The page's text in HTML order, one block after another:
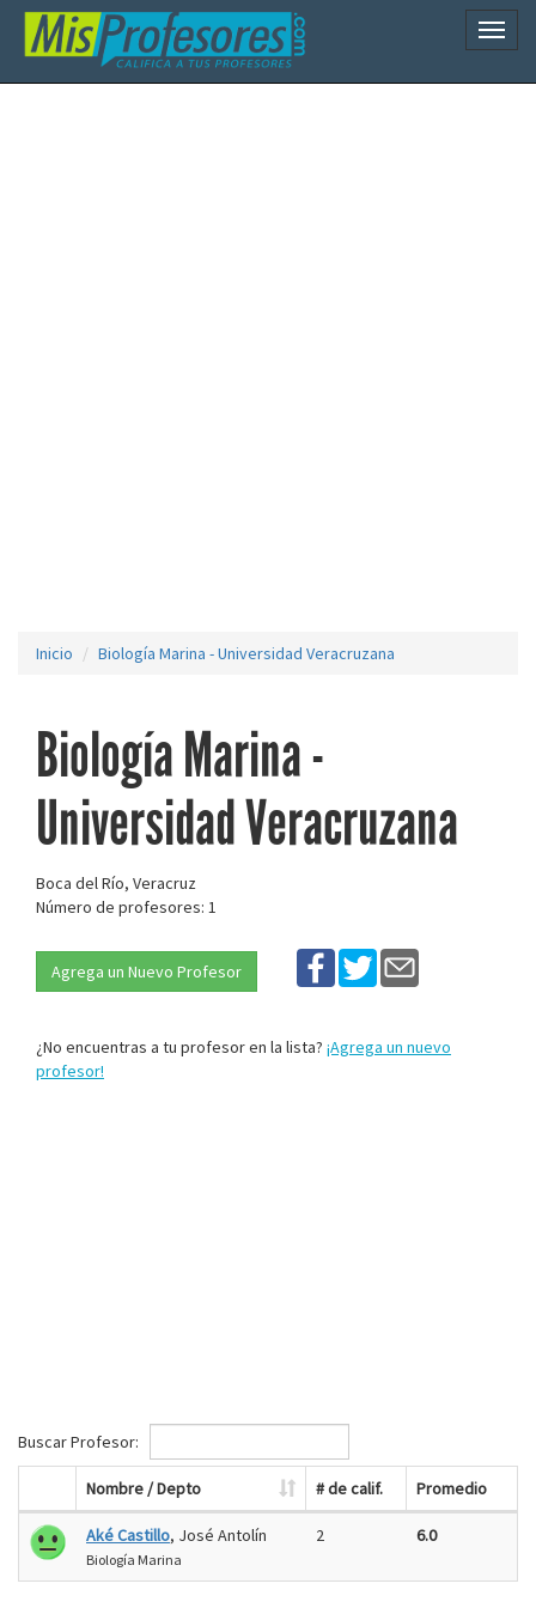
Inicio Biología Marina - Universidad Veracruzana
Biología Marina -
Universidad Veracruzana
Boca del Río, Veracruz
Número de profesores: 1
Agrega un Nuevo Profesor
¿No encuentras a tu profesor en la lista? ¡Agrega un nuevo
profesor!
Buscar Profesor:
Nombre / Depto # de calif. Promedio
Aké Castillo, José Antolín
Biología Marina
2 6.0